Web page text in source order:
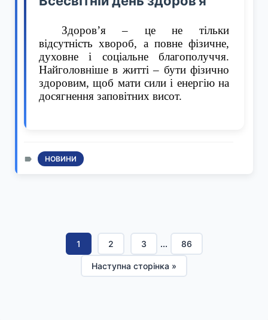
Здоров’я – це не тільки
відсутність хвороб, а повне фізичне,
духовне і соціальне благополуччя.
Найголовніше в житті – бути фізично
здоровим, щоб мати сили і енергію на
досягнення заповітних висот.
НОВИНИ
1 2 3 ... 86
Наступна сторінка »